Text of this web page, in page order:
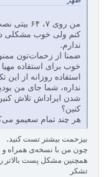
من روی
ندارم.
ضمنا از زحمات‌تون
خوب برای استفاده
استفاده روزانه از این
نداره، شما جای من
شدن ایراداش تلاش
کنین؟
هر چند تمام سعیمو
بیزحمت بیشتر تست کنید.
همچنین مشکل پست بالاتر
تشکر